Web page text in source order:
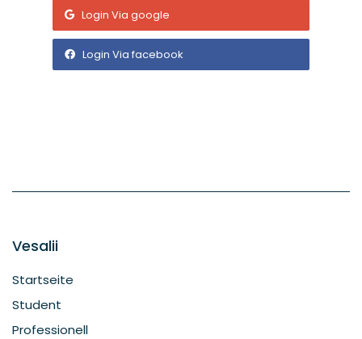
Login Via google
Login Via facebook
Vesalii
Startseite
Student
Professionell